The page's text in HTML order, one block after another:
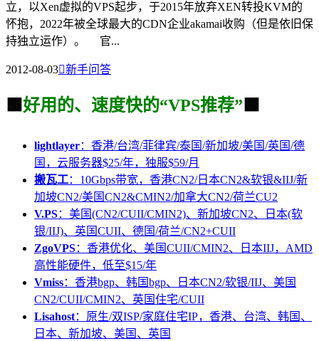
立，以Xen虚拟的VPS起步，于2015年放弃XEN转投KVM的
怀抱，2022年被全球最大的CDN企业akamai收购（但是依旧保
持独立运作）。 官...
2012-08-03新手问答
🟩 好用的、速度快的“VPS推荐” 🟩
lightlayer：香港/台湾/菲律宾/泰国/新加坡/美国/英国/德
国，云服务器$25/年，独服$59/月
搬瓦工：10Gbps带宽，香港CN2/日本CN2&软银&IIJ/新
加坡CN2/美国CN2&CMIN2/加拿大CN2/荷兰CU2
V.PS：美国(CN2/CUII/CMIN2)、新加坡CN2、日本(软
银/IIJ)、英国CUII、德国/荷兰/CN2+CUII
ZgoVPS：香港优化、美国CUII/CMIN2、日本IIJ，AMD
高性能硬件，低至$15/年
Vmiss：香港bgp、韩国bgp、日本CN2/软银/IIJ、美国
CN2/CUII/CMIN2、英国住宅/CUII
Lisahost：原生/双ISP/家庭住宅IP，香港、台湾、韩国、
日本、新加坡、美国、英国